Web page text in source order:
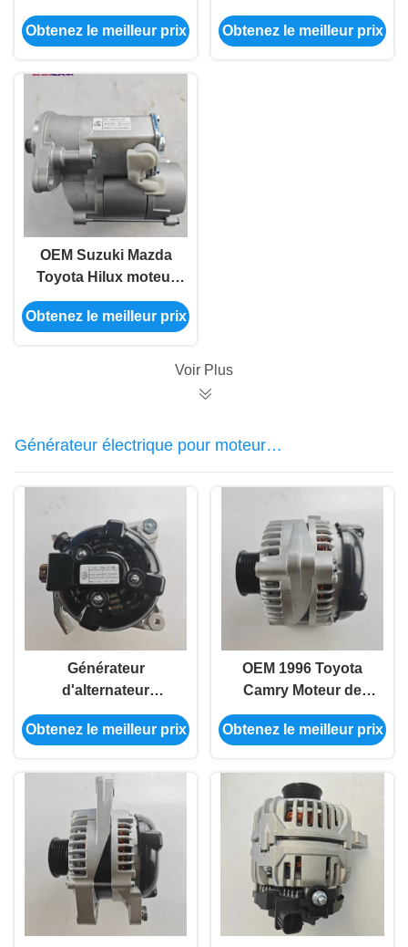
Toyota Moteur de
démarrage
Pontiac VIBE MATRIX
Obtenez le meilleur prix
démarrage Assy
28100-28042 28100-
Obtenez le meilleur prix
OEM Suzuki Mazda
Toyota Hilux moteur
de démarrage en vrac
28100-35030
Obtenez le meilleur prix
Voir Plus
Générateur électrique pour moteur
automobile
Générateur
d'alternateur
électrique Toyota IP65
pour Auris Wish
Obtenez le meilleur prix
OEM 1996 Toyota
Camry Moteur de
voiture Générateur
électrique de
Obtenez le meilleur prix